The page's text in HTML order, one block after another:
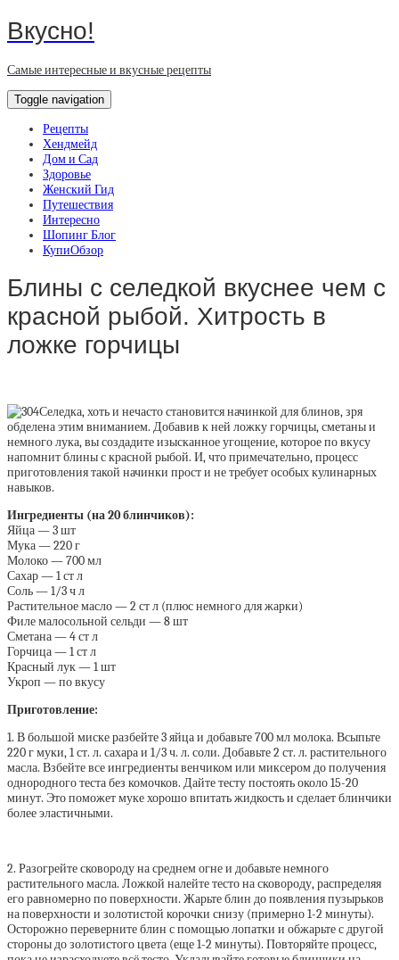
Вкусно!
Самые интересные и вкусные рецепты
Toggle navigation
Рецепты
Хендмейд
Дом и Сад
Здоровье
Женский Гид
Путешествия
Интересно
Шопинг Блог
КупиОбзор
Блины с селедкой вкуснее чем с
красной рыбой. Хитрость в
ложке горчицы
Селедка, хоть и нечасто становится начинкой для блинов, зря
обделена этим вниманием. Добавив к ней ложку горчицы, сметаны и
немного лука, вы создадите изысканное угощение, которое по вкусу
напомнит блины с красной рыбой. И, что примечательно, процесс
приготовления такой начинки прост и не требует особых кулинарных
навыков.
Ингредиенты (на 20 блинчиков):
Яйца — 3 шт
Мука — 220 г
Молоко — 700 мл
Сахар — 1 ст л
Соль — 1/3 ч л
Растительное масло — 2 ст л (плюс немного для жарки)
Филе малосольной сельди — 8 шт
Сметана — 4 ст л
Горчица — 1 ст л
Красный лук — 1 шт
Укроп — по вкусу
Приготовление:
1. В большой миске разбейте 3 яйца и добавьте 700 мл молока. Всыпьте
220 г муки, 1 ст. л. сахара и 1/3 ч. л. соли. Добавьте 2 ст. л. растительного
масла. Взбейте все ингредиенты венчиком или миксером до получения
однородного теста без комочков. Дайте тесту постоять около 15-20
минут. Это поможет муке хорошо впитать жидкость и сделает блинчики
более эластичными.
2. Разогрейте сковороду на среднем огне и добавьте немного
растительного масла. Ложкой налейте тесто на сковороду, распределяя
его равномерно по поверхности. Жарьте блин до появления пузырьков
на поверхности и золотистой корочки снизу (примерно 1-2 минуты).
Осторожно переверните блин с помощью лопатки и обжарьте с другой
стороны до золотистого цвета (еще 1-2 минуты). Повторяйте процесс,